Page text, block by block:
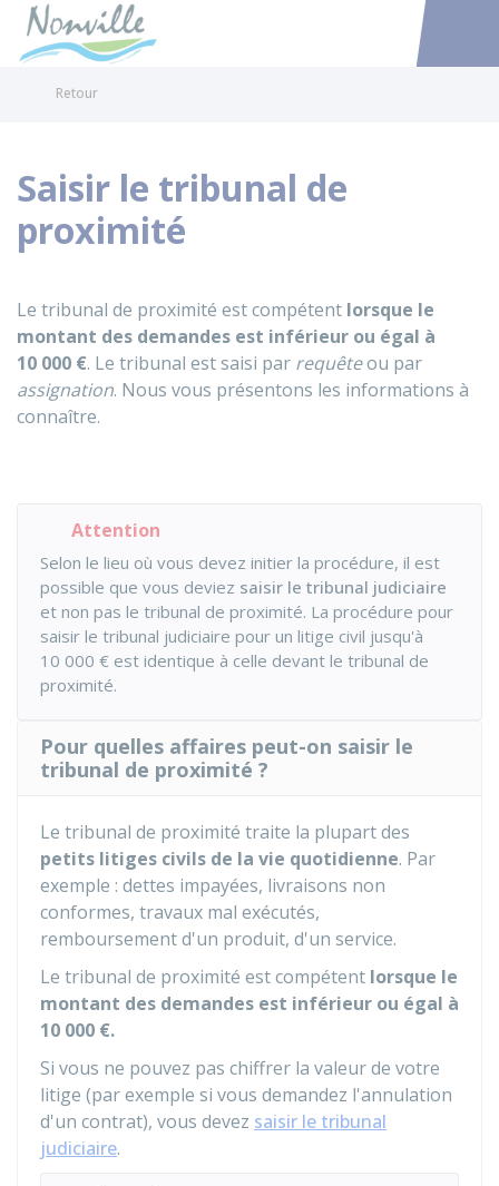
Accéder
Retour
Saisir le tribunal de
proximité
Le tribunal de proximité est compétent lorsque le
montant des demandes est inférieur ou égal à
10 000 €. Le tribunal est saisi par requêteou par
assignation. Nous vous présentons les informations à
connaître.
Attention
Selon le lieu où vous devez initier la procédure, il est
possible que vous deviez saisir le tribunal judiciaire
et non pas le tribunal de proximité. La procédure pour
saisir le tribunal judiciaire pour un litige civil jusqu'à
10 000 € est identique à celle devant le tribunal de
proximité.
Pour quelles affaires peut-on saisir le
tribunal de proximité ?
Le tribunal de proximité traite la plupart des
petits litiges civils de la vie quotidienne. Par
exemple : dettes impayées, livraisons non
conformes, travaux mal exécutés,
remboursement d'un produit, d'un service.
Le tribunal de proximité est compétent lorsque le
montant des demandes est inférieur ou égal à
10 000 €.
Si vous ne pouvez pas chiffrer la valeur de votre
litige (par exemple si vous demandez l'annulation
d'un contrat), vous devez saisir le tribunal
judiciaire.